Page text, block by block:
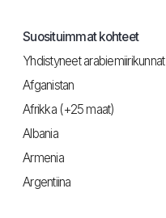
Suosituimmat kohteet
Yhdistyneet arabiemiirikunnat
Afganistan
Afrikka (+25 maat)
Albania
Armenia
Argentiina